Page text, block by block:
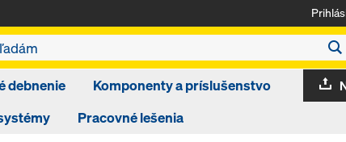
debnenie
Komponenty a príslušenstvo
Pracovné lešenia